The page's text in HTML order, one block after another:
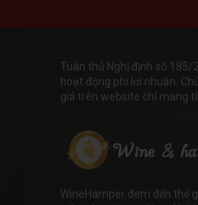
Tuân thủ Nghị định số
hoạt động phi lơi nhuận.
giá trên website chỉ mang
WineHamper đem đến thế